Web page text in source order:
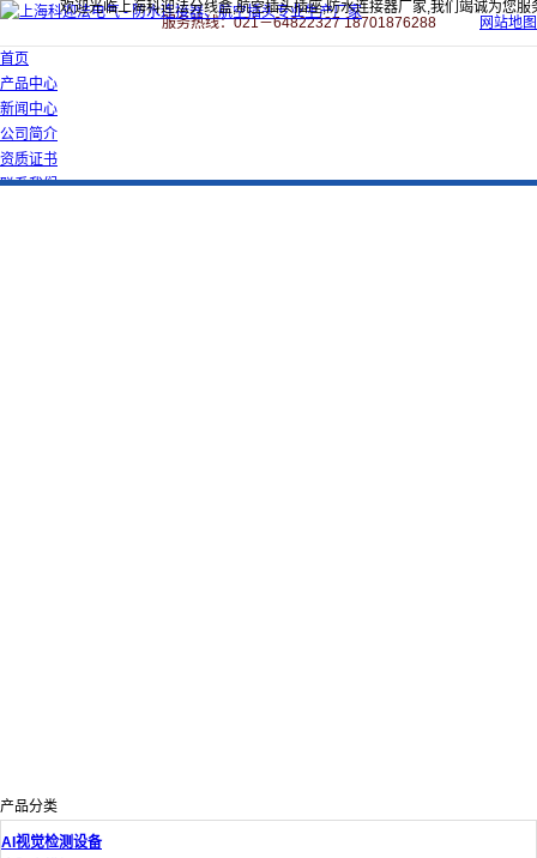
欢迎光临上海科迎法分线盒,航空插头插座,防水连接器厂家,我们竭诚为您服
服务热线：021－64822327 18701876288
网站地图
首页
产品中心
新闻中心
公司简介
资质证书
联系我们
产品分类
AI视觉检测设备